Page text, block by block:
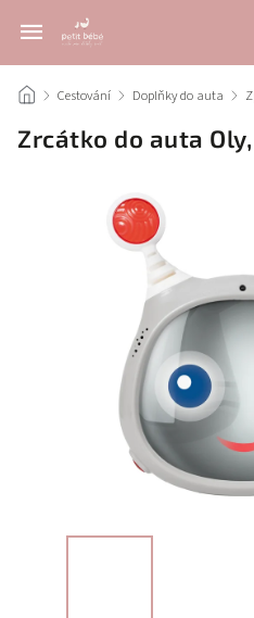
/ Cestování / Doplňky do auta /
Zrcátko do auta